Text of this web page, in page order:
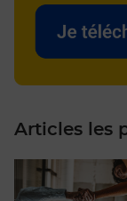
Articles les